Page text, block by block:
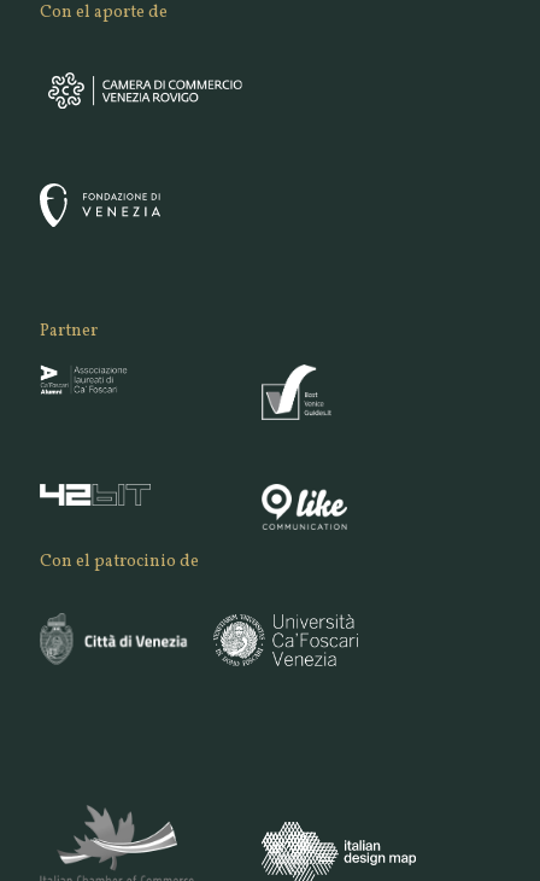
Con el aporte de
Partner
Con el patrocinio de